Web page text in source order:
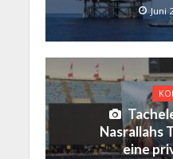
Juni
Nasrallahs
eine